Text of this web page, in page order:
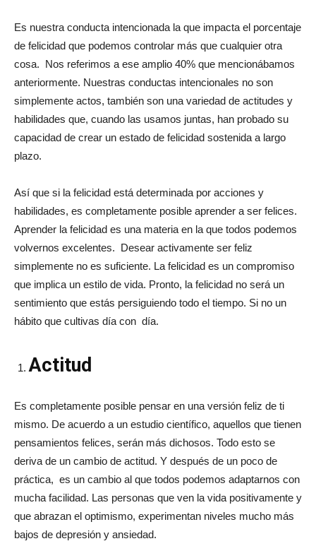
Es nuestra conducta intencionada la que impacta el porcentaje
de felicidad que podemos controlar más que cualquier otra
cosa. Nos referimos a ese amplio 40% que mencionábamos
anteriormente. Nuestras conductas intencionales no son
simplemente actos, también son una variedad de actitudes y
habilidades que, cuando las usamos juntas, han probado su
capacidad de crear un estado de felicidad sostenida a largo
plazo.
Así que si la felicidad está determinada por acciones y
habilidades, es completamente posible aprender a ser felices.
Aprender la felicidad es una materia en la que todos podemos
volvernos excelentes. Desear activamente ser feliz
simplemente no es suficiente. La felicidad es un compromiso
que implica un estilo de vida. Pronto, la felicidad no será un
sentimiento que estás persiguiendo todo el tiempo. Si no un
hábito que cultivas día con día.
Actitud
Es completamente posible pensar en una versión feliz de ti
mismo. De acuerdo a un estudio científico, aquellos que tienen
pensamientos felices, serán más dichosos. Todo esto se
deriva de un cambio de actitud. Y después de un poco de
práctica, es un cambio al que todos podemos adaptarnos con
mucha facilidad. Las personas que ven la vida positivamente y
que abrazan el optimismo, experimentan niveles mucho más
bajos de depresión y ansiedad.